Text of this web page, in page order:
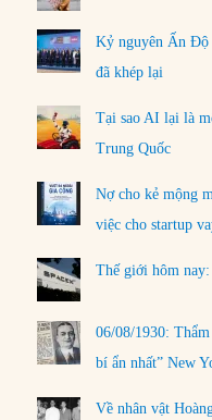
Kỷ nguyên Ấn
đã khép lại
Tại sao AI lại là
Trung Quốc
Nợ cho kẻ mộng
việc cho startup
Thế giới hôm
06/08/1930:
bí ẩn nhất” New
Về nhân vật